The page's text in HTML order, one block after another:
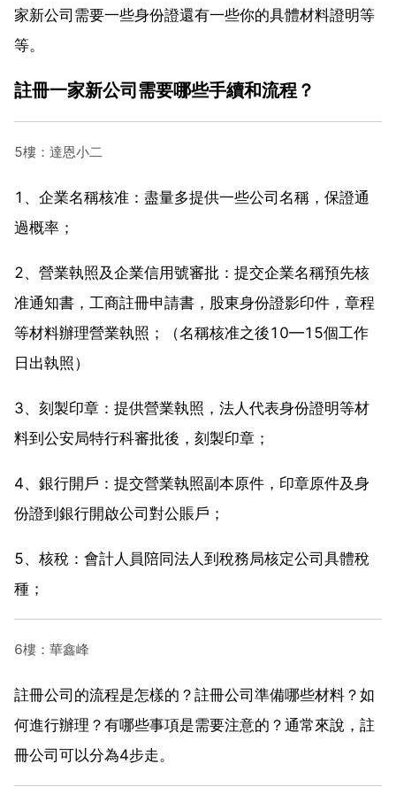
家新公司需要一些身份證還有一些你的具體材料證明等
等。
註冊一家新公司需要哪些手續和流程？
5樓：達恩小二
1、企業名稱核准：盡量多提供一些公司名稱，保證通
過概率；
2、營業執照及企業信用號審批：提交企業名稱預先核
准通知書，工商註冊申請書，股東身份證影印件，章程
等材料辦理營業執照；（名稱核准之後10—15個工作
日出執照）
3、刻製印章：提供營業執照，法人代表身份證明等材
料到公安局特行科審批後，刻製印章；
4、銀行開戶：提交營業執照副本原件，印章原件及身
份證到銀行開啟公司對公賬戶；
5、核稅：會計人員陪同法人到稅務局核定公司具體稅
種；
6樓：華鑫峰
註冊公司的流程是怎樣的？註冊公司準備哪些材料？如
何進行辦理？有哪些事項是需要注意的？通常來說，註
冊公司可以分為4步走。